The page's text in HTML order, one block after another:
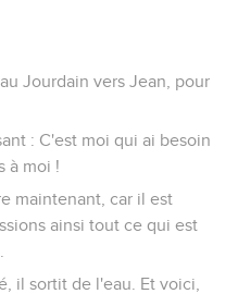
Jourdain vers Jean, pour
: C'est moi qui ai besoin
à moi !
maintenant, car il est
ainsi tout ce qui est
il sortit de l'eau. Et voici,